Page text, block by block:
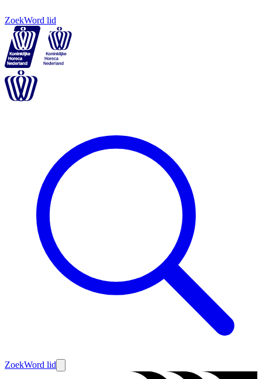
ZoekWord lid
ZoekWord lid